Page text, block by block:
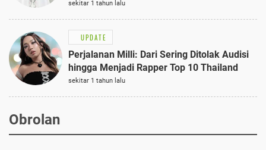
Semi-Formal
sekitar 1 tahun lalu
UPDATE
Perjalanan Milli: Dari Sering Ditolak Audisi
hingga Menjadi Rapper Top 10 Thailand
sekitar 1 tahun lalu
Obrolan